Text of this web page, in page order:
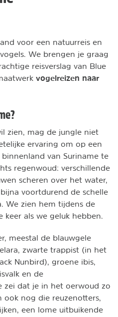
voor een natuurreis en
We brengen je graag
reisverslag van Blue
vogelreizen naar
zien, mag de jungle niet
ervaring om op een
van Suriname te
regenwoud: verschillende
scheren over het water,
voortdurend de schelle
We zien hem tijdens de
als we geluk hebben.
meestal de blauwgele
zwarte trappist (in het
Nunbird), groene ibis,
en de
zei dat je in het oerwoud zo
ook nog die reuzenotters,
een lome uitbuikende